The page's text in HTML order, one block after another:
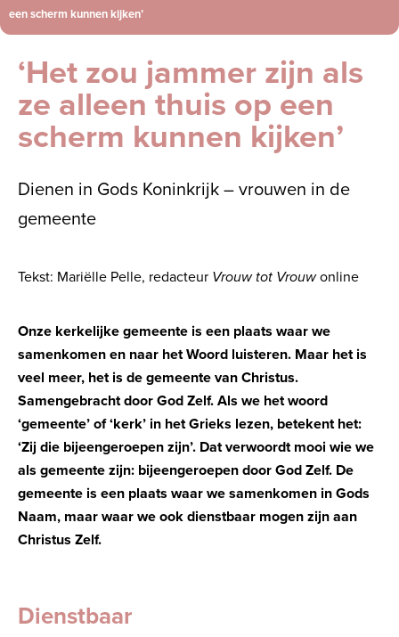
een scherm kunnen kijken’
‘Het zou jammer zijn als
ze alleen thuis op een
scherm kunnen kijken’
Dienen in Gods Koninkrijk – vrouwen in de
gemeente
Tekst: Mariëlle Pelle, redacteur Vrouw tot Vrouwonline
Onze kerkelijke gemeente is een plaats waar we
samenkomen en naar het Woord luisteren. Maar het is
veel meer, het is de gemeente van Christus.
Samengebracht door God Zelf. Als we het woord
‘gemeente’ of ‘kerk’ in het Grieks lezen, betekent het:
‘Zij die bijeengeroepen zijn’. Dat verwoordt mooi wie we
als gemeente zijn: bijeengeroepen door God Zelf. De
gemeente is een plaats waar we samenkomen in Gods
Naam, maar waar we ook dienstbaar mogen zijn aan
Christus Zelf.
Dienstbaar